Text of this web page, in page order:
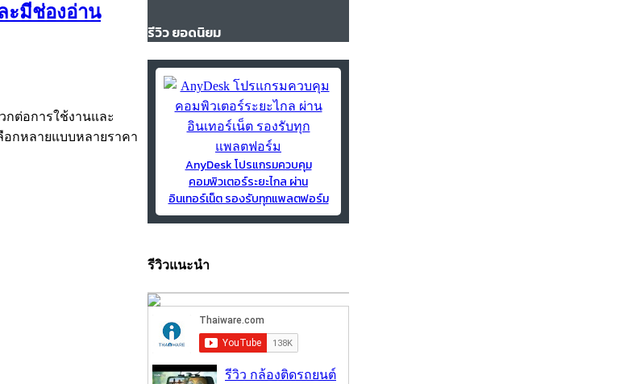
ะมีช่องอ่าน
กต่อการใช้งานและ
อกหลายแบบหลายราคา
รีวิว ยอดนิยม
AnyDesk โปรแกรมควบคุม
คอมพิวเตอร์ระยะไกล ผ่าน
อินเทอร์เน็ต รองรับทุกแพลตฟอร์ม
รีวิวแนะนำ
รีวิว กล้องติดรถยนต์